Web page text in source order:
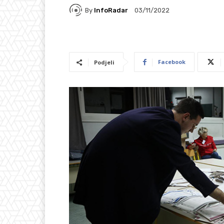
By InfoRadar 03/11/2022
Podjeli Facebook